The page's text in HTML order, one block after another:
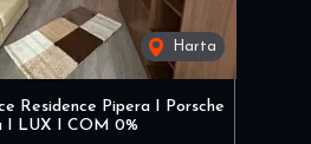
Harta
Residence Pipera I Porsche
I LUX I COM 0%